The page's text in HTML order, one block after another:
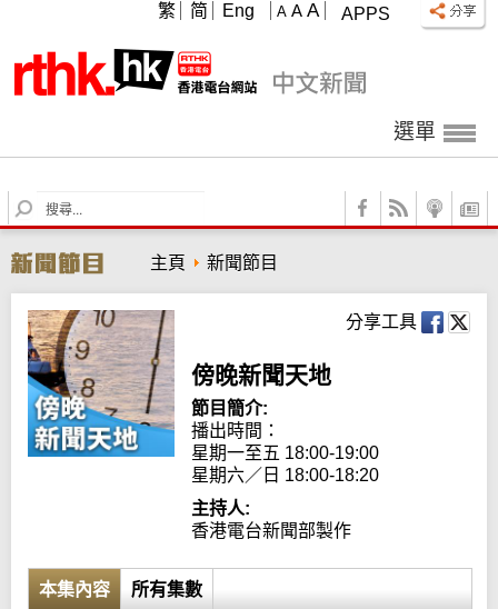
APPS
A A A
繁 简 Eng
選單
S
e
r
c
h
主頁 新聞節目
分享工具
傍晚新聞天地
節目簡介:
播出時間：
星期一至五 18:00-19:00
星期六／日 18:00-18:20
主持人:
香港電台新聞部製作
本集內容 所有集數